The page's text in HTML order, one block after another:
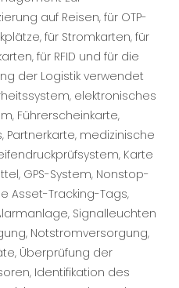
auf Reisen, für OTP-
für Stromkarten, für
für RFID und für die
der Logistik verwendet
elektronisches
Führerscheinkarte,
medizinische
Karte
GPS-System, Nonstop-
Asset-Tracking-Tags,
Signalleuchten
Notstromversorgung,
Überprüfung der
Identifikation des